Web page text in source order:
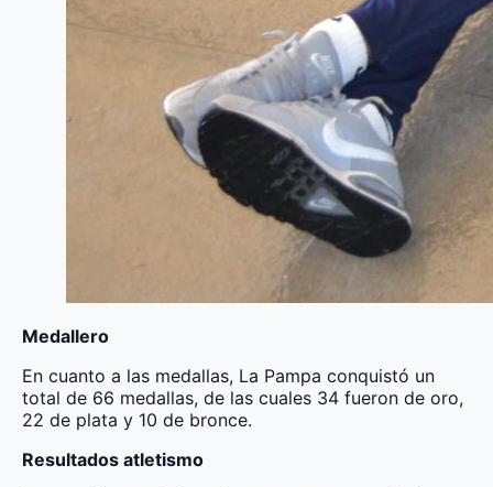
Medallero
En cuanto a las medallas, La Pampa conquistó un
total de 66 medallas, de las cuales 34 fueron de oro,
22 de plata y 10 de bronce.
Resultados atletismo